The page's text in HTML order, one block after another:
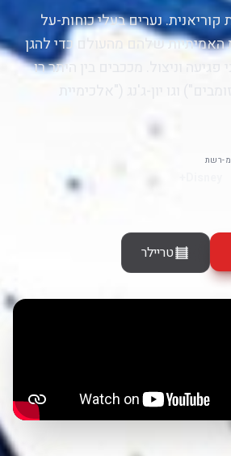
נערים בעלי כוחות-על
האמיתיות שלהם מהעולם כדי להגן
וניצול. מככבים בין היתר רו
רשת
טריילר